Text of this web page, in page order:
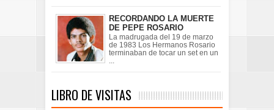
RECORDANDO LA MUERTE
DE PEPE ROSARIO
La madrugada del 19 de marzo
de 1983 Los Hermanos Rosario
terminaban de tocar un set en un
...
LIBRO DE VISITAS